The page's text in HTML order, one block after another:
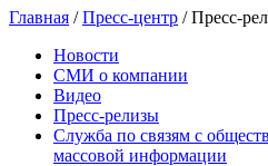
Главная /Пресс-центр / Пресс-
Новости
СМИ о компании
Видео
Пресс-релизы
Служба по связям с
массовой информации